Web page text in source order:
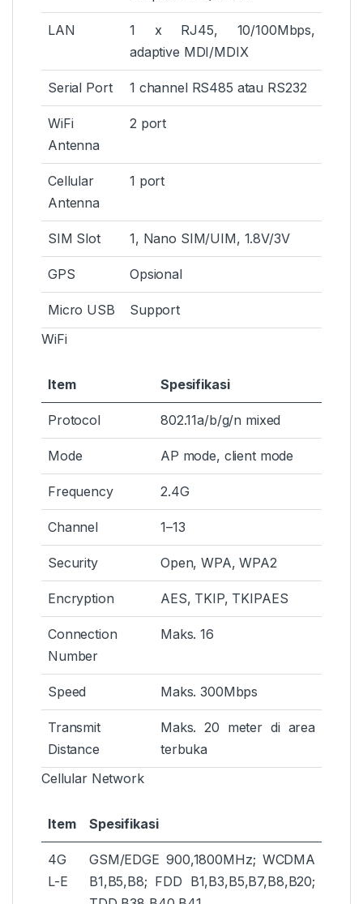
LAN
1 x RJ45, 10/100Mbps,
adaptive MDI/MDIX
Serial Port 1 channel RS485 atau RS232
WiFi
Antenna
2 port
Cellular
Antenna
1 port
SIM Slot 1, Nano SIM/UIM, 1.8V/3V
GPS Opsional
Micro USB
Support
WiFi
Item Spesifikasi
Protocol 802.11a/b/g/n mixed
Mode AP mode, client mode
Frequency 2.4G
Channel 1–13
Security Open, WPA, WPA2
Encryption AES, TKIP, TKIPAES
Connection
Number
Maks. 16
Speed Maks. 300Mbps
Transmit
Distance
Maks. 20 meter di area
terbuka
Cellular Network
Item Spesifikasi
4G
L-E
GSM/EDGE 900,1800MHz; WCDMA
B1,B5,B8; FDD B1,B3,B5,B7,B8,B20;